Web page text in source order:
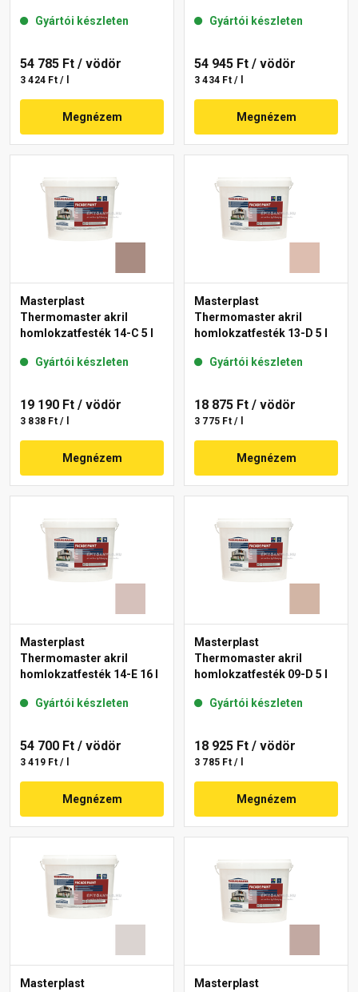
Gyártói készleten
54 785 Ft / vödör
3 424 Ft / l
Megnézem
Gyártói készleten
54 945 Ft / vödör
3 434 Ft / l
Megnézem
Masterplast
Thermomaster akril
homlokzatfesték 14-C 5 l
Gyártói készleten
19 190 Ft / vödör
3 838 Ft / l
Megnézem
Masterplast
Thermomaster akril
homlokzatfesték 13-D 5 l
Gyártói készleten
18 875 Ft / vödör
3 775 Ft / l
Megnézem
Masterplast
Thermomaster akril
homlokzatfesték 14-E 16 l
Gyártói készleten
54 700 Ft / vödör
3 419 Ft / l
Megnézem
Masterplast
Thermomaster akril
homlokzatfesték 09-D 5 l
Gyártói készleten
18 925 Ft / vödör
3 785 Ft / l
Megnézem
Masterplast
Masterplast